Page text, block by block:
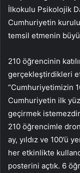
İlkokulu Psikolojik
Cumhuriyetin
temsil etmenin
210 öğrencinin
gerçekleştirdikleri
“Cumhuriyetimizin
Cumhuriyetin ilk
geçirmek
210 öğrencimle
ay, yıldız ve 100’ü
her etkinlikte
posterini açtık. 6